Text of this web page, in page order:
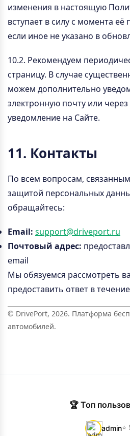
изменения в настоящую
вступает в силу с момента её
если иное не указано в
10.2. Рекомендуем
страницу. В случае
можем дополнительно
электронную почту или
уведомление на Сайте.
11. Контакты
По всем вопросам,
защитой персональных
обращайтесь:
Email: support@driveport.ru
Почтовый адрес:
email
Мы обязуемся рассмотреть
предоставить ответ в
© DrivePort, 2026. Платформа
автомобилей.
🏆 Топ
admin⭐